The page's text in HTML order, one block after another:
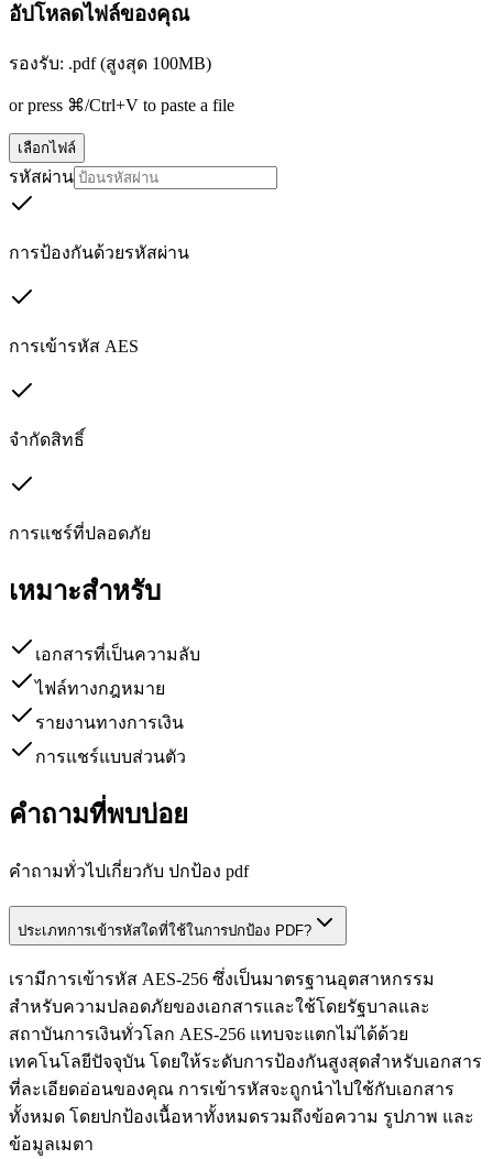
อัปโหลดไฟล์ของคุณ
รองรับ: .pdf (สูงสุด 100MB)
or press ⌘/Ctrl+V to paste a file
เลือกไฟล์
รหัสผ่าน
การป้องกันด้วยรหัสผ่าน
การเข้ารหัส AES
จำกัดสิทธิ์
การแชร์ที่ปลอดภัย
เหมาะสำหรับ
เอกสารที่เป็นความลับ
ไฟล์ทางกฎหมาย
รายงานทางการเงิน
การแชร์แบบส่วนตัว
คำถามที่พบบ่อย
คำถามทั่วไปเกี่ยวกับ ปกป้อง pdf
ประเภทการเข้ารหัสใดที่ใช้ในการปกป้อง PDF?
เรามีการเข้ารหัส AES-256 ซึ่งเป็นมาตรฐานอุตสาหกรรม
สำหรับความปลอดภัยของเอกสารและใช้โดยรัฐบาลและ
สถาบันการเงินทั่วโลก AES-256 แทบจะแตกไม่ได้ด้วย
เทคโนโลยีปัจจุบัน โดยให้ระดับการป้องกันสูงสุดสำหรับเอกสาร
ที่ละเอียดอ่อนของคุณ การเข้ารหัสจะถูกนำไปใช้กับเอกสาร
ทั้งหมด โดยปกป้องเนื้อหาทั้งหมดรวมถึงข้อความ รูปภาพ และ
ข้อมูลเมตา